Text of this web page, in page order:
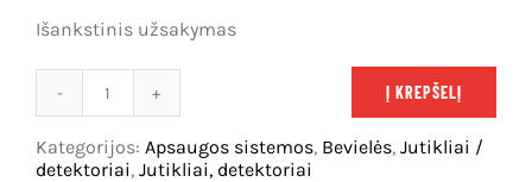
Išankstinis užsakymas
produkto
ELDES
Į KREPŠELĮ
Kategorijos: Apsaugos sistemos, Bevielės, Jutikliai /
detektoriai, Jutikliai, detektoriai